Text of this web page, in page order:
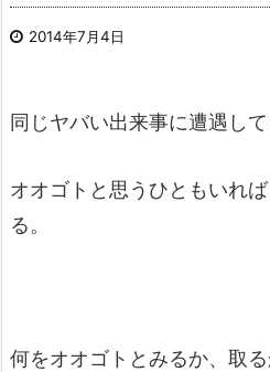
2014年7月4日
同じヤバい出来事に遭遇して
オオゴトと思うひともいれ
る。
何をオオゴトとみるか、取る